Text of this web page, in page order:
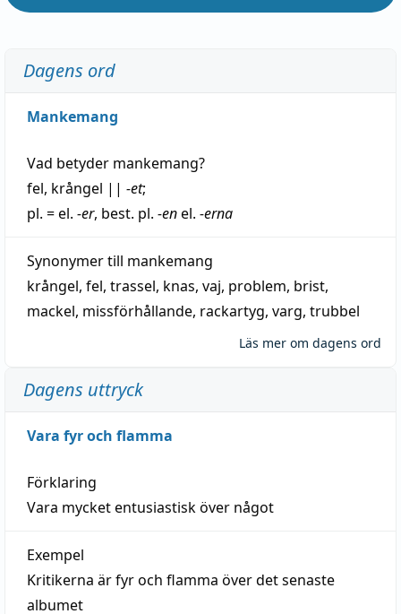
Dagens ord
Mankemang
Vad betyder mankemang?
fel, krångel || -et;
pl. = el. -er, best. pl. -enel. -erna
Synonymer till mankemang
krångel, fel, trassel, knas, vaj, problem, brist,
mackel, missförhållande, rackartyg, varg, trubbel
Läs mer om dagens ord
Dagens uttryck
Vara fyr och flamma
Förklaring
Vara mycket entusiastisk över något
Exempel
Kritikerna är fyr och flamma över det senaste
albumet